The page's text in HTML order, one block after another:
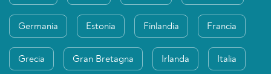
Germania Estonia Finlandia Francia
Grecia Gran Bretagna Irlanda Italia